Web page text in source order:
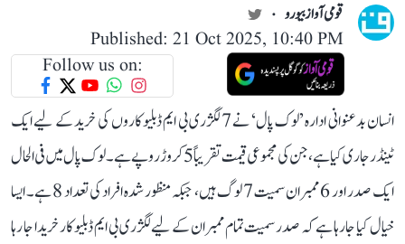
قومی آواز بیورو
Published: 21 Oct 2025, 10:40 PM
Follow us on:
انسان بدعنوانی ادارہ ’لوک پال‘ نے 7 لگژری بی ایم ڈبلیو کاروں کی خرید کے لیے ایک
ٹینڈر جاری کیا ہے، جن کی مجموعی قیمت تقریباً 5 کروڑ روپے ہے۔ لوک پال میں فی الحال
ایک صدر اور 6 ممبران سمیت 7 لوگ ہیں، جبکہ منظور شدہ افراد کی تعداد 8 ہے۔ ایسا
خیال کیا جا رہا ہے کہ صدر سمیت تمام ممبران کے لیے لگژری بی ایم ڈبلیو کار خریدا جا رہا